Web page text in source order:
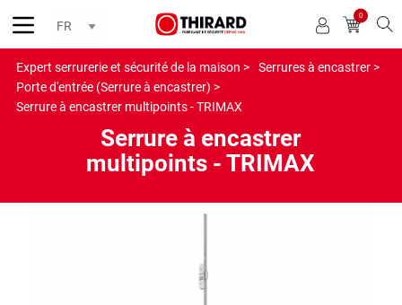
0
Expert serrurerie et sécurité de la maison >
Serrures à encastrer >
Porte d'entrée (Serrure à encastrer) >
Serrure à encastrer multipoints - TRIMAX
Serrure à encastrer
multipoints - TRIMAX